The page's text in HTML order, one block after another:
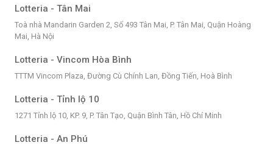
Lotteria - Tân Mai
Toà nhà Mandarin Garden 2, Số 493 Tân Mai, P. Tân Mai, Quận Hoàng
Mai, Hà Nội
Lotteria - Vincom Hòa Bình
TTTM Vincom Plaza, Đường Cù Chính Lan, Đồng Tiến, Hoà Bình
Lotteria - Tỉnh lộ 10
1271 Tỉnh lộ 10, KP. 9, P. Tân Tạo, Quận Bình Tân, Hồ Chí Minh
Lotteria - An Phú